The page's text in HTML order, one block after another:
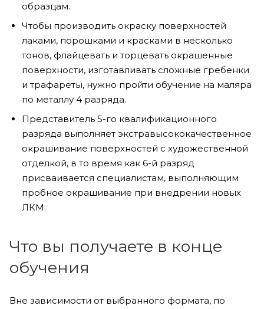
образцам.
Чтобы производить окраску поверхностей
лаками, порошками и красками в несколько
тонов, флайцевать и торцевать окрашенные
поверхности, изготавливать сложные гребенки
и трафареты, нужно пройти обучение на маляра
по металлу 4 разряда.
Представитель 5-го квалификационного
разряда выполняет экстравысококачественное
окрашивание поверхностей с художественной
отделкой, в то время как 6-й разряд
присваивается специалистам, выполняющим
пробное окрашивание при внедрении новых
ЛКМ.
Что вы получаете в конце
обучения
Вне зависимости от выбранного формата, по